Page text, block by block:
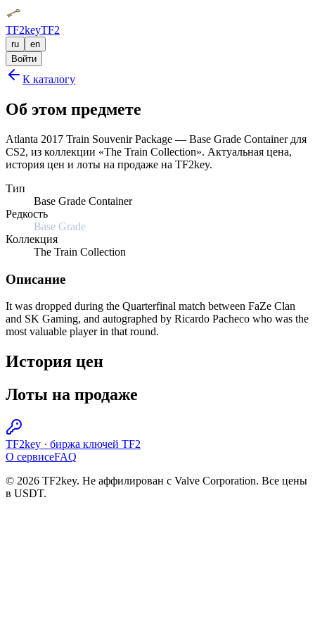
TF2keyTF2
ru
en
Войти
К каталогу
Об этом предмете
Atlanta 2017 Train Souvenir Package — Base Grade Container для
CS2, из коллекции «The Train Collection». Актуальная цена,
история цен и лоты на продаже на TF2key.
Тип
Base Grade Container
Редкость
Base Grade
Коллекция
The Train Collection
Описание
It was dropped during the Quarterfinal match between FaZe Clan
and SK Gaming, and autographed by Ricardo Pacheco who was the
most valuable player in that round.
История цен
Лоты на продаже
TF2key · биржа ключей TF2
О сервисеFAQ
© 2026 TF2key. Не аффилирован с Valve Corporation. Все цены
в USDT.